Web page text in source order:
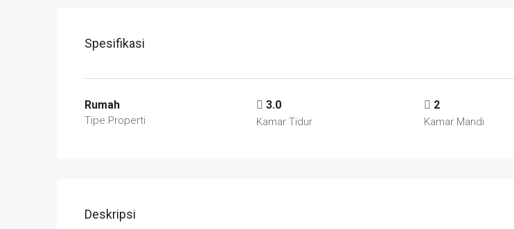
Spesifikasi
Rumah
Tipe Properti
3.0
Kamar Tidur
2
Kamar Mandi
Deskripsi